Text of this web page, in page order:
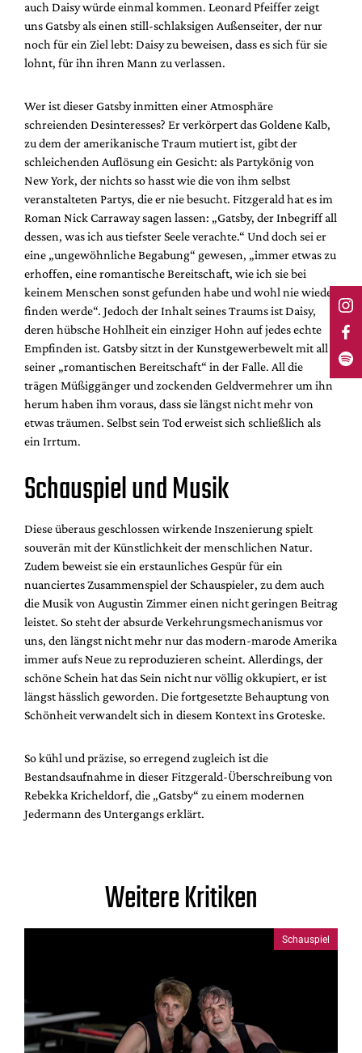
auch Daisy würde einmal kommen. Leonard Pfeiffer zeigt
uns Gatsby als einen still-schlaksigen Außenseiter, der nur
noch für ein Ziel lebt: Daisy zu beweisen, dass es sich für sie
lohnt, für ihn ihren Mann zu verlassen.
Wer ist dieser Gatsby inmitten einer Atmosphäre
schreienden Desinteresses? Er verkörpert das Goldene Kalb,
zu dem der amerikanische Traum mutiert ist, gibt der
schleichenden Auflösung ein Gesicht: als Partykönig von
New York, der nichts so hasst wie die von ihm selbst
veranstalteten Partys, die er nie besucht. Fitzgerald hat es im
Roman Nick Carraway sagen lassen: „Gatsby, der Inbegriff all
dessen, was ich aus tiefster Seele verachte.“ Und doch sei er
eine „ungewöhnliche Begabung“ gewesen, „immer etwas zu
erhoffen, eine romantische Bereitschaft, wie ich sie bei
keinem Menschen sonst gefunden habe und wohl nie wieder
finden werde“. Jedoch der Inhalt seines Traums ist Daisy,
deren hübsche Hohlheit ein einziger Hohn auf jedes echte
Empfinden ist. Gatsby sitzt in der Kunstgewerbewelt mit all
seiner „romantischen Bereitschaft“ in der Falle. All die
trägen Müßiggänger und zockenden Geldvermehrer um ihn
herum haben ihm voraus, dass sie längst nicht mehr von
etwas träumen. Selbst sein Tod erweist sich schließlich als
ein Irrtum.
Schauspiel und Musik
Diese überaus geschlossen wirkende Inszenierung spielt
souverän mit der Künstlichkeit der menschlichen Natur.
Zudem beweist sie ein erstaunliches Gespür für ein
nuanciertes Zusammenspiel der Schauspieler, zu dem auch
die Musik von Augustin Zimmer einen nicht geringen Beitrag
leistet. So steht der absurde Verkehrungsmechanismus vor
uns, den längst nicht mehr nur das modern-marode Amerika
immer aufs Neue zu reproduzieren scheint. Allerdings, der
schöne Schein hat das Sein nicht nur völlig okkupiert, er ist
längst hässlich geworden. Die fortgesetzte Behauptung von
Schönheit verwandelt sich in diesem Kontext ins Groteske.
So kühl und präzise, so erregend zugleich ist die
Bestandsaufnahme in dieser Fitzgerald-Überschreibung von
Rebekka Kricheldorf, die „Gatsby“ zu einem modernen
Jedermann des Untergangs erklärt.
Weitere Kritiken
Schauspiel